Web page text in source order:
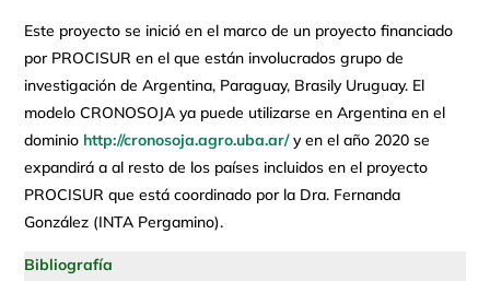
Este proyecto se inició en el marco de un proyecto financiado
por PROCISUR en el que están involucrados grupo de
investigación de Argentina, Paraguay, Brasily Uruguay. El
modelo CRONOSOJA ya puede utilizarse en Argentina en el
dominio http://cronosoja.agro.uba.ar/y en el año 2020 se
expandirá a al resto de los países incluidos en el proyecto
PROCISUR que está coordinado por la Dra. Fernanda
González (INTA Pergamino).
Bibliografía